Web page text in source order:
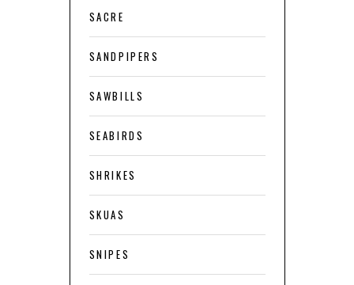
SACRE
SANDPIPERS
SAWBILLS
SEABIRDS
SHRIKES
SKUAS
SNIPES